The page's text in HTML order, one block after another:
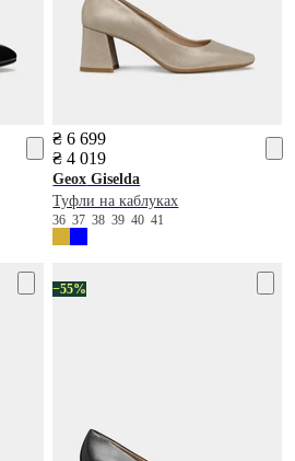
₴ 6 699
₴ 4 019
Geox Giselda
Туфли на каблуках
363738394041
−55%